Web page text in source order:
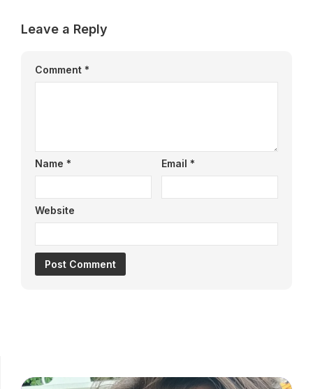
Leave a Reply
Comment *
Name * Email *
Website